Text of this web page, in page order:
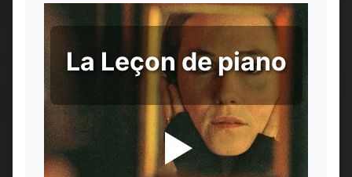
La Leçon de piano